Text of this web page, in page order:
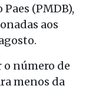
(PMDB),
aos
número de
menos da